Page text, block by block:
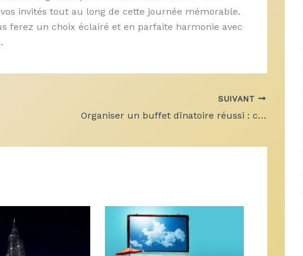
invités tout au long de cette journée mémorable.
ferez un choix éclairé et en parfaite harmonie avec
SUIVANT
Organiser un buffet dînatoire réussi : conseils pratiques et astuces